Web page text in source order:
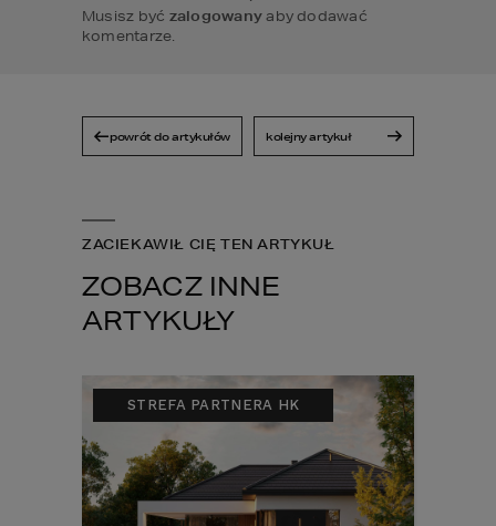
Musisz być zalogowanyaby dodawać
komentarze.
powrót do artykułów kolejny artykuł
ZACIEKAWIŁ CIĘ TEN ARTYKUŁ
ZOBACZ INNE
ARTYKUŁY
STREFA PARTNERA HK